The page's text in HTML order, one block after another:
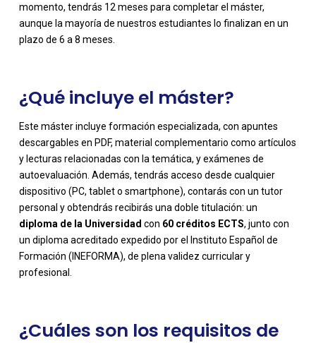
momento, tendrás 12 meses para completar el máster,
aunque la mayoría de nuestros estudiantes lo finalizan en un
plazo de 6 a 8 meses.
¿Qué incluye el máster?
Este máster incluye formación especializada, con apuntes
descargables en PDF, material complementario como artículos
y lecturas relacionadas con la temática, y exámenes de
autoevaluación. Además, tendrás acceso desde cualquier
dispositivo (PC, tablet o smartphone), contarás con un tutor
personal y obtendrás recibirás una doble titulación: un
diploma de la Universidad con 60 créditos ECTS, junto con
un diploma acreditado expedido por el Instituto Español de
Formación (INEFORMA), de plena validez curricular y
profesional.
-
¿Cuáles son los requisitos de